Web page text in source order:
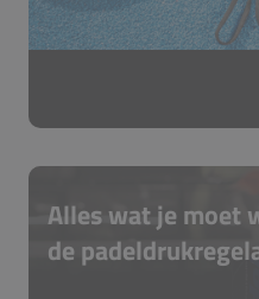
Alles wat je moet
de